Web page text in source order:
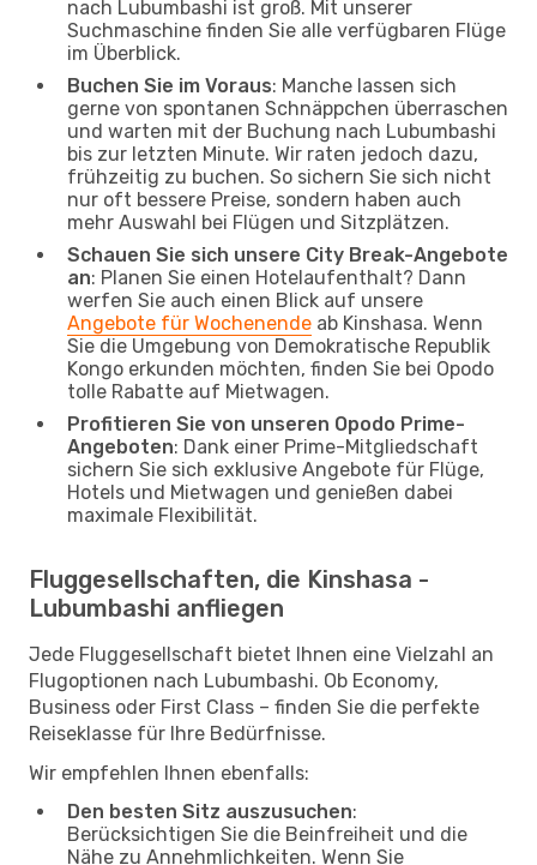
nach Lubumbashi ist groß. Mit unserer
Suchmaschine finden Sie alle verfügbaren Flüge
im Überblick.
Buchen Sie im Voraus: Manche lassen sich
gerne von spontanen Schnäppchen überraschen
und warten mit der Buchung nach Lubumbashi
bis zur letzten Minute. Wir raten jedoch dazu,
frühzeitig zu buchen. So sichern Sie sich nicht
nur oft bessere Preise, sondern haben auch
mehr Auswahl bei Flügen und Sitzplätzen.
Schauen Sie sich unsere City Break-Angebote
an: Planen Sie einen Hotelaufenthalt? Dann
werfen Sie auch einen Blick auf unsere
Angebote für Wochenende ab Kinshasa. Wenn
Sie die Umgebung von Demokratische Republik
Kongo erkunden möchten, finden Sie bei Opodo
tolle Rabatte auf Mietwagen.
Profitieren Sie von unseren Opodo Prime-
Angeboten: Dank einer Prime-Mitgliedschaft
sichern Sie sich exklusive Angebote für Flüge,
Hotels und Mietwagen und genießen dabei
maximale Flexibilität.
Fluggesellschaften, die Kinshasa -
Lubumbashi anfliegen
Jede Fluggesellschaft bietet Ihnen eine Vielzahl an
Flugoptionen nach Lubumbashi. Ob Economy,
Business oder First Class – finden Sie die perfekte
Reiseklasse für Ihre Bedürfnisse.
Wir empfehlen Ihnen ebenfalls:
Den besten Sitz auszusuchen:
Berücksichtigen Sie die Beinfreiheit und die
Nähe zu Annehmlichkeiten. Wenn Sie